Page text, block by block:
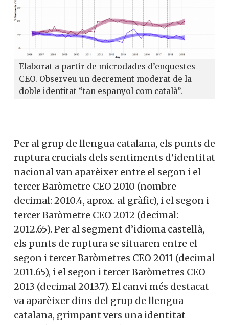
Elaborat a partir de microdades d’enquestes
CEO. Observeu un decrement moderat de la
doble identitat “tan espanyol com català”.
Per al grup de llengua catalana, els punts de
ruptura crucials dels sentiments d’identitat
nacional van aparèixer entre el segon i el
tercer Baròmetre CEO 2010 (nombre
decimal: 2010.4, aprox. al gràfic), i el segon i
tercer Baròmetre CEO 2012 (decimal:
2012.65). Per al segment d’idioma castellà,
els punts de ruptura se situaren entre el
segon i tercer Baròmetres CEO 2011 (decimal
2011.65), i el segon i tercer Baròmetres CEO
2013 (decimal 2013.7). El canvi més destacat
va aparèixer dins del grup de llengua
catalana, grimpant vers una identitat